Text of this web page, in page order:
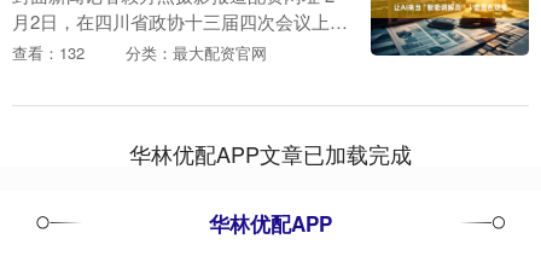
月2日，在四川省政协十三届四次会议上，
四川省政协常委、四川省经济法律研究会
彩的提案，....
查看：132 分类：最大配资官网
华林优配APP文章已加载完成
华林优配APP